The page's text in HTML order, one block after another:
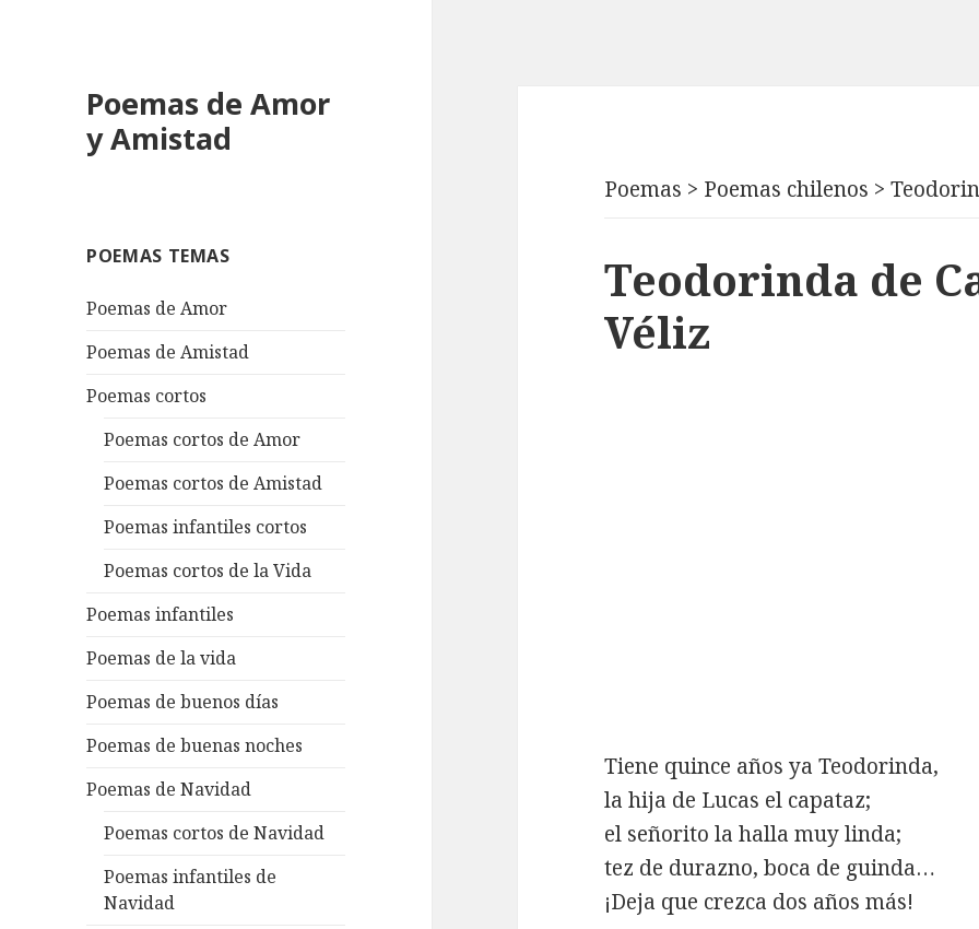
Poemas de Amor
y Amistad
POEMAS TEMAS
Poemas de Amor
Poemas de Amistad
Poemas cortos
Poemas cortos de Amor
Poemas cortos de Amistad
Poemas infantiles cortos
Poemas cortos de la Vida
Poemas infantiles
Poemas de la vida
Poemas de buenos días
Poemas de buenas noches
Poemas de Navidad
Poemas cortos de Navidad
Poemas infantiles de
Navidad
Poemas > Poemas chilenos >
Teodorinda de
Véliz
Tiene quince años ya Teodorinda,
la hija de Lucas el capataz;
el señorito la halla muy linda;
tez de durazno, boca de guinda…
¡Deja que crezca dos años más!